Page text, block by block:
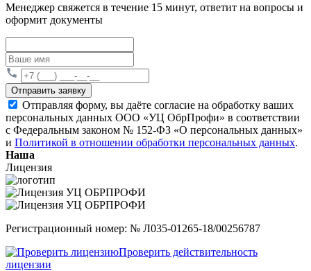
Менеджер свяжется в течение 15 минут, ответит на вопросы и
оформит документы
Отправить заявку
Отправляя форму, вы даёте согласие на обработку ваших
персональных данных ООО «УЦ ОбрПрофи» в соответствии
с Федеральным законом № 152-ФЗ «О персональных данных»
и Политикой в отношении обработки персональных данных.
Наша
Лицензия
Регистрационный номер: № Л035-01265-18/00256787
Проверить действительность
лицензии